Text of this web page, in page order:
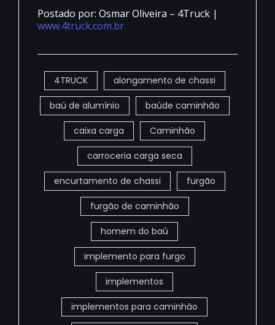
Postado por: Osmar Oliveira – 4Truck |
www.4truck.com.br
4TRUCK alongamento de chassi
baú de alumínio baúde caminhão
caixa carga Caminhão
carroceria carga seca
encurtamento de chassi furgão
furgão de caminhão
homem do baú
implemento para furgo
implementos
implementos para caminhão